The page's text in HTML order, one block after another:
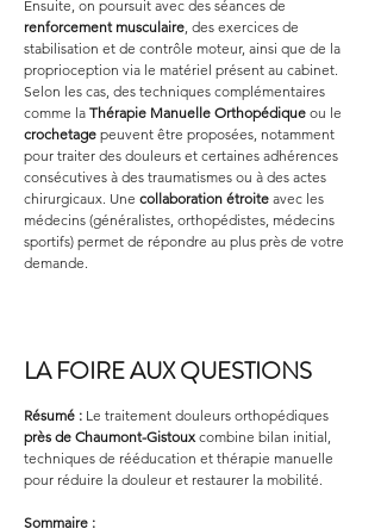
Ensuite, on poursuit avec des séances de
renforcement musculaire, des exercices de
stabilisation et de contrôle moteur, ainsi que de la
proprioception via le matériel présent au cabinet.
Selon les cas, des techniques complémentaires
comme la Thérapie Manuelle Orthopédique ou le
crochetage peuvent être proposées, notamment
pour traiter des douleurs et certaines adhérences
consécutives à des traumatismes ou à des actes
chirurgicaux. Une collaboration étroite avec les
médecins (généralistes, orthopédistes, médecins
sportifs) permet de répondre au plus près de votre
demande.
LA FOIRE AUX QUESTIONS
Résumé : Le traitement douleurs orthopédiques
près de Chaumont-Gistoux combine bilan initial,
techniques de rééducation et thérapie manuelle
pour réduire la douleur et restaurer la mobilité.
Sommaire :